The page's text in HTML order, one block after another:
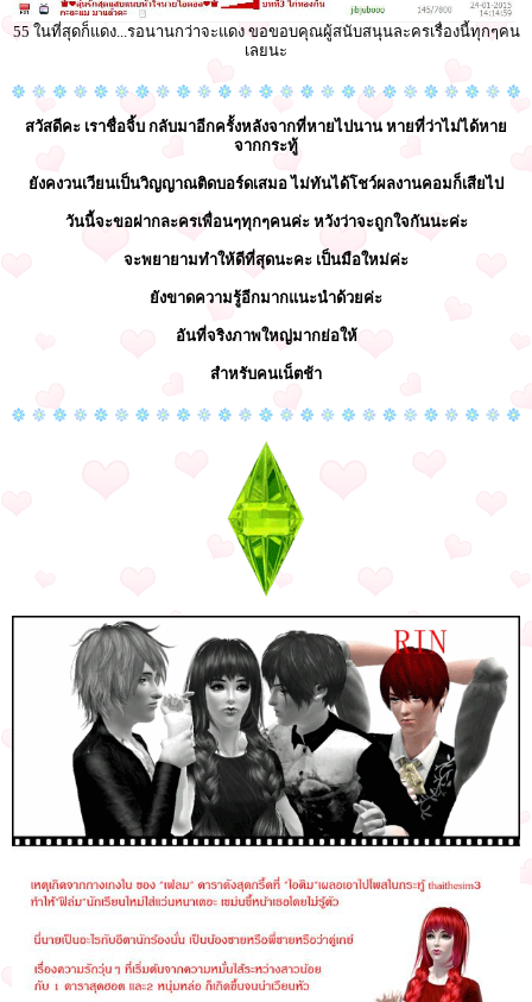
55 ในที่สุดก็แดง...รอนานกว่าจะแดง ขอขอบคุณผู้สนับสนุนละครเรื่องนี้ทุกๆคน
เลยนะ
สวัสดีคะ เราชื่อจิ้บ กลับมาอีกครั้งหลังจากที่หายไปนาน หายที่ว่าไม่ได้หาย
จากกระทู้
ยังคงวนเวียนเป็นวิญญาณติดบอร์ดเสมอ ไม่ทันได้โชว์ผลงานคอมก็เสียไป
วันนี้จะขอฝากละครเพื่อนๆทุกๆคนค่ะ หวังว่าจะถูกใจกันนะค่ะ
จะพยายามทำให้ดีที่สุดนะคะ เป็นมือใหม่ค่ะ
ยังขาดความรู้อีกมากแนะนำด้วยค่ะ
อันที่จริงภาพใหญ่มากย่อให้
สำหรับคนเน็ตช้า